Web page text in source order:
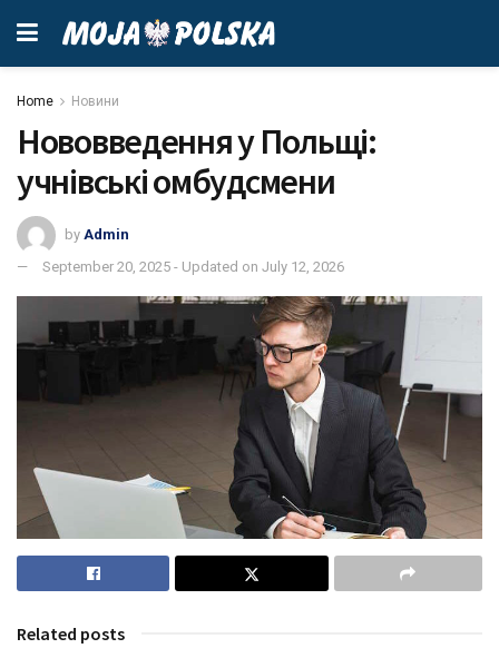
Home Новини
Нововведення у Польщі:
учнівські омбудсмени
by Admin
September 20, 2025 - Updated on July 12, 2026
Related posts